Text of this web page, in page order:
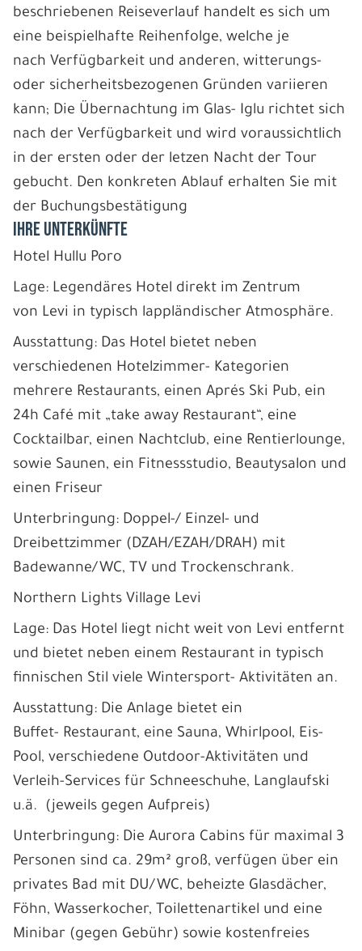
beschriebenen Reiseverlauf handelt es sich um
eine beispielhafte Reihenfolge, welche je
nach Verfügbarkeit und anderen, witterungs-
oder sicherheitsbezogenen Gründen variieren
kann; Die Übernachtung im Glas- Iglu richtet sich
nach der Verfügbarkeit und wird voraussichtlich
in der ersten oder der letzen Nacht der Tour
gebucht. Den konkreten Ablauf erhalten Sie mit
der Buchungsbestätigung
IHRE UNTERKÜNFTE
Hotel Hullu Poro
Lage: Legendäres Hotel direkt im Zentrum
von Levi in typisch lappländischer Atmosphäre.
Ausstattung: Das Hotel bietet neben
verschiedenen Hotelzimmer- Kategorien
mehrere Restaurants, einen Aprés Ski Pub, ein
24h Café mit „take away Restaurant“, eine
Cocktailbar, einen Nachtclub, eine Rentierlounge,
sowie Saunen, ein Fitnessstudio, Beautysalon und
einen Friseur
Unterbringung: Doppel-/ Einzel- und
Dreibettzimmer (DZAH/EZAH/DRAH) mit
Badewanne/WC, TV und Trockenschrank.
Northern Lights Village Levi
Lage: Das Hotel liegt nicht weit von Levi entfernt
und bietet neben einem Restaurant in typisch
finnischen Stil viele Wintersport- Aktivitäten an.
Ausstattung: Die Anlage bietet ein
Buffet- Restaurant, eine Sauna, Whirlpool, Eis-
Pool, verschiedene Outdoor-Aktivitäten und
Verleih-Services für Schneeschuhe, Langlaufski
u.ä. (jeweils gegen Aufpreis)
Unterbringung: Die Aurora Cabins für maximal 3
Personen sind ca. 29m² groß, verfügen über ein
privates Bad mit DU/WC, beheizte Glasdächer,
Föhn, Wasserkocher, Toilettenartikel und eine
Minibar (gegen Gebühr) sowie kostenfreies